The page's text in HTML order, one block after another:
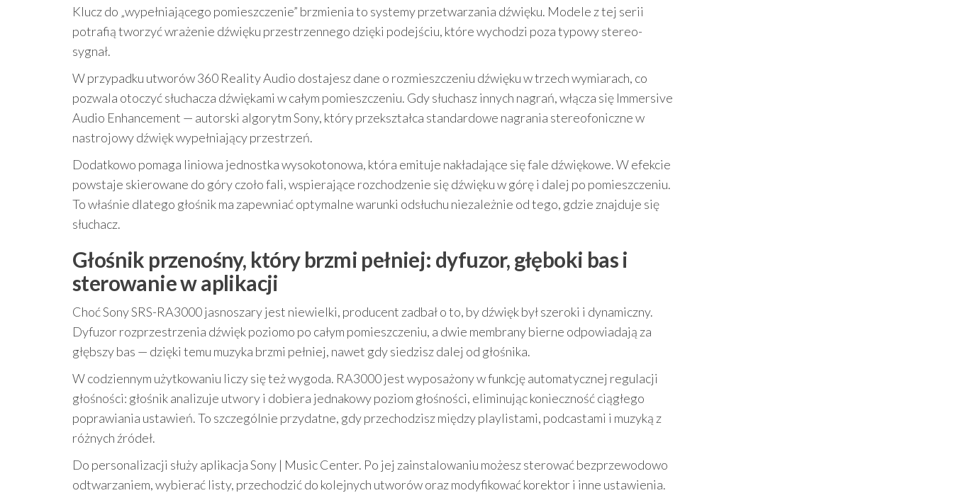
Klucz do „wypełniającego pomieszczenie” brzmienia to systemy przetwarzania dźwięku. Modele z tej serii
potrafią tworzyć wrażenie dźwięku przestrzennego dzięki podejściu, które wychodzi poza typowy stereo-
sygnał.
W przypadku utworów 360 Reality Audio dostajesz dane o rozmieszczeniu dźwięku w trzech wymiarach, co
pozwala otoczyć słuchacza dźwiękami w całym pomieszczeniu. Gdy słuchasz innych nagrań, włącza się Immersive
Audio Enhancement — autorski algorytm Sony, który przekształca standardowe nagrania stereofoniczne w
nastrojowy dźwięk wypełniający przestrzeń.
Dodatkowo pomaga liniowa jednostka wysokotonowa, która emituje nakładające się fale dźwiękowe. W efekcie
powstaje skierowane do góry czoło fali, wspierające rozchodzenie się dźwięku w górę i dalej po pomieszczeniu.
To właśnie dlatego głośnik ma zapewniać optymalne warunki odsłuchu niezależnie od tego, gdzie znajduje się
słuchacz.
Głośnik przenośny, który brzmi pełniej: dyfuzor, głęboki bas i
sterowanie w aplikacji
Choć Sony SRS-RA3000 jasnoszary jest niewielki, producent zadbał o to, by dźwięk był szeroki i dynamiczny.
Dyfuzor rozprzestrzenia dźwięk poziomo po całym pomieszczeniu, a dwie membrany bierne odpowiadają za
głębszy bas — dzięki temu muzyka brzmi pełniej, nawet gdy siedzisz dalej od głośnika.
W codziennym użytkowaniu liczy się też wygoda. RA3000 jest wyposażony w funkcję automatycznej regulacji
głośności: głośnik analizuje utwory i dobiera jednakowy poziom głośności, eliminując konieczność ciągłego
poprawiania ustawień. To szczególnie przydatne, gdy przechodzisz między playlistami, podcastami i muzyką z
różnych źródeł.
Do personalizacji służy aplikacja Sony | Music Center. Po jej zainstalowaniu możesz sterować bezprzewodowo
odtwarzaniem, wybierać listy, przechodzić do kolejnych utworów oraz modyfikować korektor i inne ustawienia.